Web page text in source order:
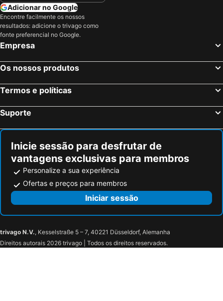
Hotéis em Douro
Hotéis em Serra da Estrela
Hotéis em Costa do Sol
Hotéis em Tenerife
Hotéis em São Miguel
Adicionar no Google
Encontre facilmente os nossos
resultados: adicione o trivago como
fonte preferencial no Google.
Empresa
Os nossos produtos
Termos e políticas
Suporte
Inicie sessão para desfrutar de
vantagens exclusivas para membros
Personalize a sua experiência
Ofertas e preços para membros
Iniciar sessão
trivago N.V., Kesselstraße 5 – 7, 40221 Düsseldorf, Alemanha
Direitos autorais 2026 trivago | Todos os direitos reservados.